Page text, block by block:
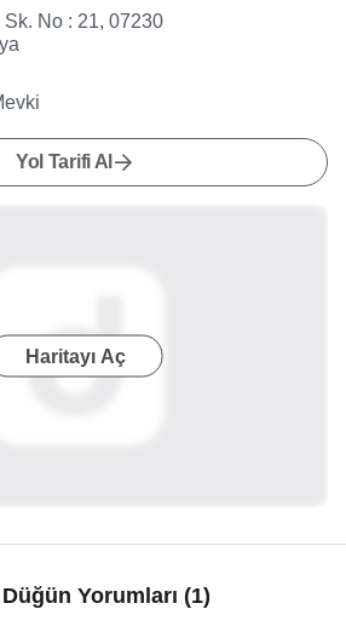
No : 21, 07230
Yol Tarifi Al
Haritayı Aç
Yorumları (1)